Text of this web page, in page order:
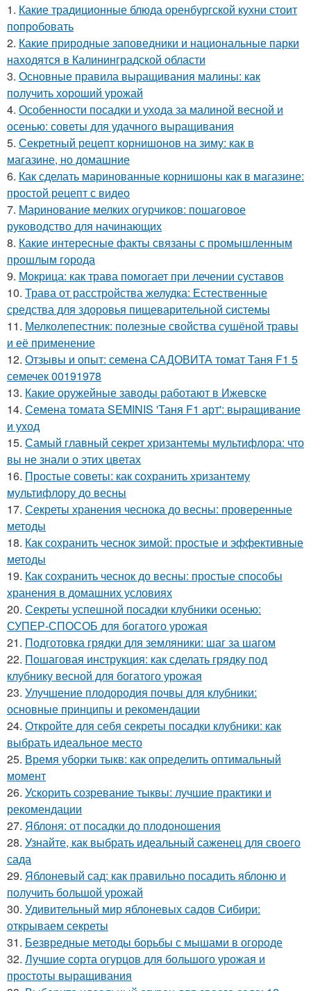
1. Какие традиционные блюда оренбургской кухни стоит
попробовать
2. Какие природные заповедники и национальные парки
находятся в Калининградской области
3. Основные правила выращивания малины: как
получить хороший урожай
4. Особенности посадки и ухода за малиной весной и
осенью: советы для удачного выращивания
5. Секретный рецепт корнишонов на зиму: как в
магазине, но домашние
6. Как сделать маринованные корнишоны как в магазине:
простой рецепт с видео
7. Маринование мелких огурчиков: пошаговое
руководство для начинающих
8. Какие интересные факты связаны с промышленным
прошлым города
9. Мокрица: как трава помогает при лечении суставов
10. Трава от расстройства желудка: Естественные
средства для здоровья пищеварительной системы
11. Мелколепестник: полезные свойства сушёной травы
и её применение
12. Отзывы и опыт: семена САДОВИТА томат Таня F1 5
семечек 00191978
13. Какие оружейные заводы работают в Ижевске
14. Семена томата SEMINIS 'Таня F1 арт': выращивание
и уход
15. Самый главный секрет хризантемы мультифлора: что
вы не знали о этих цветах
16. Простые советы: как сохранить хризантему
мультифлору до весны
17. Секреты хранения чеснока до весны: проверенные
методы
18. Как сохранить чеснок зимой: простые и эффективные
методы
19. Как сохранить чеснок до весны: простые способы
хранения в домашних условиях
20. Секреты успешной посадки клубники осенью:
СУПЕР-СПОСОБ для богатого урожая
21. Подготовка грядки для земляники: шаг за шагом
22. Пошаговая инструкция: как сделать грядку под
клубнику весной для богатого урожая
23. Улучшение плодородия почвы для клубники:
основные принципы и рекомендации
24. Откройте для себя секреты посадки клубники: как
выбрать идеальное место
25. Время уборки тыкв: как определить оптимальный
момент
26. Ускорить созревание тыквы: лучшие практики и
рекомендации
27. Яблоня: от посадки до плодоношения
28. Узнайте, как выбрать идеальный саженец для своего
сада
29. Яблоневый сад: как правильно посадить яблоню и
получить большой урожай
30. Удивительный мир яблоневых садов Сибири:
открываем секреты
31. Безвредные методы борьбы с мышами в огороде
32. Лучшие сорта огурцов для большого урожая и
простоты выращивания